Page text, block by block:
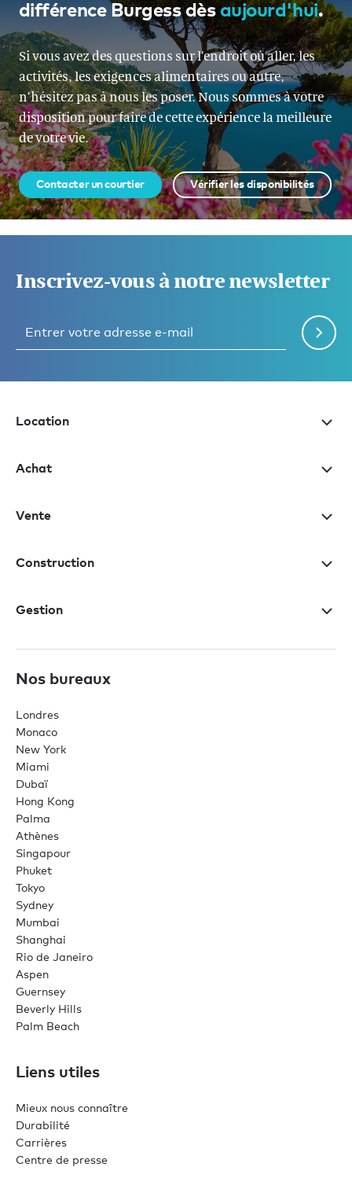
différence Burgess dès aujourd'hui.
Si vous avez des questions sur l’endroit où aller, les
activités, les exigences alimentaires ou autre,
n’hésitez pas à nous les poser. Nous sommes à votre
disposition pour faire de cette expérience la meilleure
de votre vie.
Contacter un courtier Vérifier les disponibilités
Inscrivez-vous à notre newsletter
Location
Achat
Vente
Construction
Gestion
Nos bureaux
Londres
Monaco
New York
Miami
Dubaï
Hong Kong
Palma
Athènes
Singapour
Phuket
Tokyo
Sydney
Mumbai
Shanghai
Rio de Janeiro
Aspen
Guernsey
Beverly Hills
Palm Beach
Liens utiles
Mieux nous connaître
Durabilité
Carrières
Centre de presse